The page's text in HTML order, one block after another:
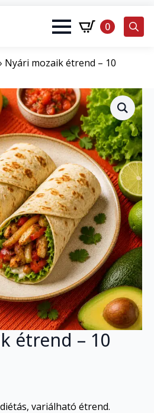
0
Nyári mozaik étrend – 10
étrend – 10
variálható étrend.